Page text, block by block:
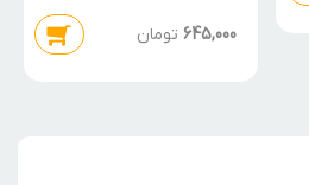
645,000 تومان